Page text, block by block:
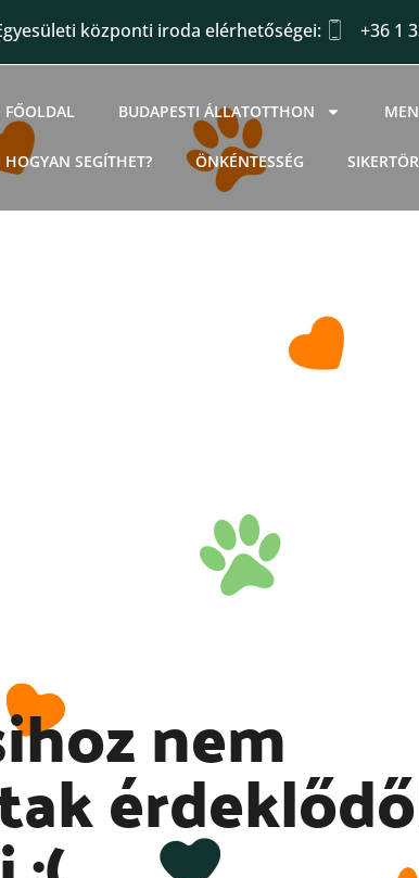
központi iroda elérhetőségei: +36 1
FŐOLDAL BUDAPESTI ÁLLATOTTHON
HOGYAN SEGÍTHET? ÖNKÉNTESSÉG
nem